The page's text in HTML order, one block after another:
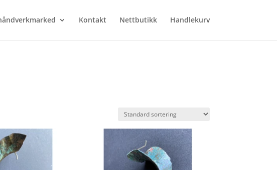
Kontakt Nettbutikk Handlekurv